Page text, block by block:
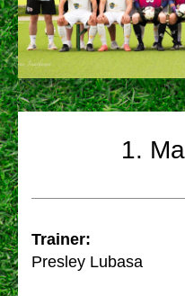
1.
Trainer:
Presley Lubasa